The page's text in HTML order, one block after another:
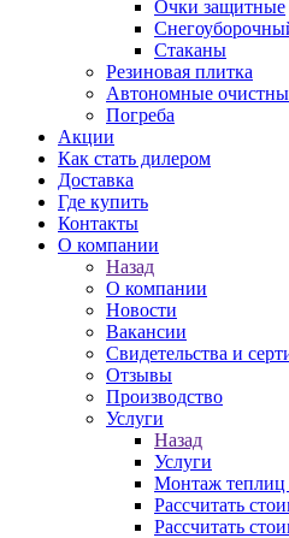
Очки защитные
Стаканы
Резиновая плитка
Автономные
Погреба
Акции
Как стать дилером
Доставка
Где купить
Контакты
О компании
Назад
О компании
Новости
Вакансии
Свидетельства и
Отзывы
Производство
Услуги
Назад
Услуги
Монтаж теплиц
Рассчитать
Рассчитать